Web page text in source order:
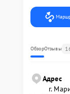
ОбзорОтзывы
Адрес
г.